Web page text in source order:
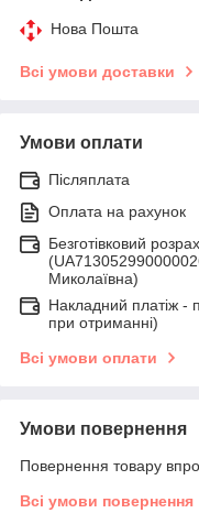
Нова Пошта
Всі умови доставки
Умови оплати
Післяплата
Оплата на рахунок
Безготівковий
Миколаївна)
Накладний платіж -
при отриманні)
Всі умови оплати
Умови повернення
Повернення товару
Всі умови повернення